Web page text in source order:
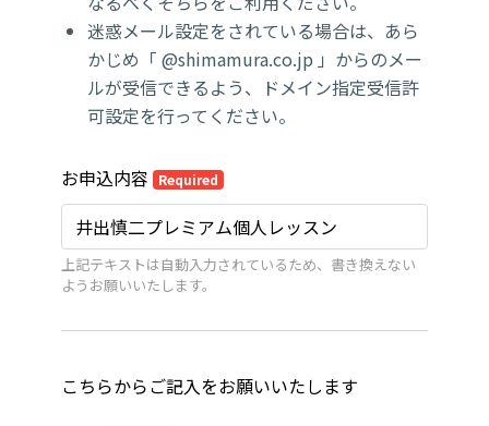
迷惑メール設定をされている場合は、あら
かじめ「 @shimamura.co.jp 」からのメー
ルが受信できるよう、ドメイン指定受信許
可設定を行ってください。
お申込内容 Required
上記テキストは自動入力されているため、書き換えない
ようお願いいたします。
こちらからご記入をお願いいたします